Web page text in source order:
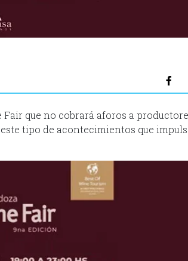
que no cobrará aforos a
tipo de acontecimientos que